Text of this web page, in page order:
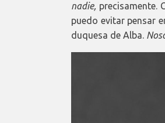
nadie, precisamente.
puedo evitar pensar
duquesa de Alba.